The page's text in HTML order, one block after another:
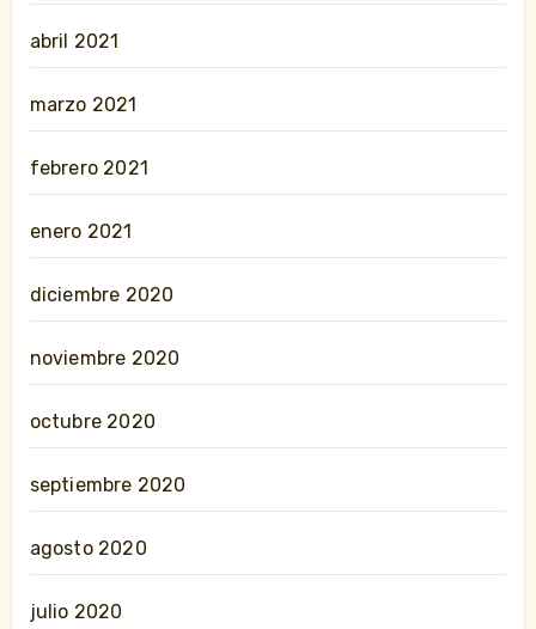
abril 2021
marzo 2021
febrero 2021
enero 2021
diciembre 2020
noviembre 2020
octubre 2020
septiembre 2020
agosto 2020
julio 2020